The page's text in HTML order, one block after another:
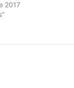
2017